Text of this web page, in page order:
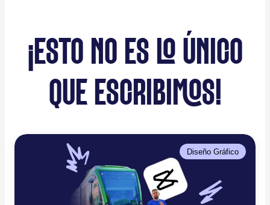
¡ESTO NO ES LO ÚNICO
QUE ESCRIBIMOS!
Diseño Gráfico